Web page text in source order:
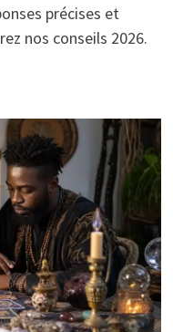
précises et
nos conseils 2026.